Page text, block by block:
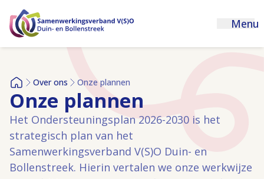
Menu
HomeOver ons Onze plannen
Onze plannen
Het Ondersteuningsplan 2026-2030 is het
strategisch plan van het
Samenwerkingsverband V(S)O Duin- en
Bollenstreek. Hierin vertalen we onze werkwijze